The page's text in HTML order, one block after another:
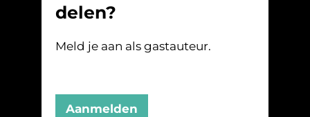
delen?
Meld je aan als gastauteur.
Aanmelden